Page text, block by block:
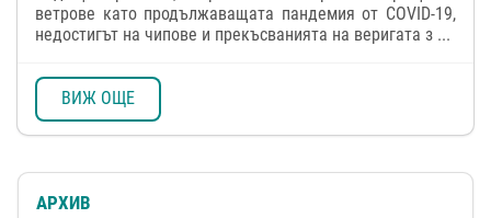
ветрове като продължаващата пандемия от COVID-19,
недостигът на чипове и прекъсванията на веригата з ...
ВИЖ ОЩЕ
АРХИВ